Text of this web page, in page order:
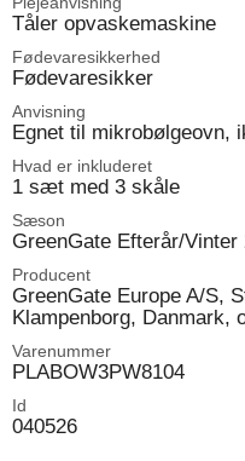
Tåler opvaskemaskine
Fødevaresikkerhed
Fødevaresikker
Anvisning
Egnet til mikrobølgeovn,
Hvad er inkluderet
1 sæt med 3 skåle
Sæson
GreenGate Efterår/Vinter
Producent
GreenGate Europe A/S,
Klampenborg, Danmark,
Varenummer
PLABOW3PW8104
Id
040526